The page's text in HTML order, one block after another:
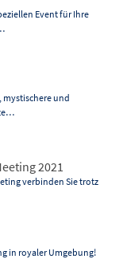
Event für Ihre
mystischere und
2021
verbinden Sie trotz
in royaler Umgebung!